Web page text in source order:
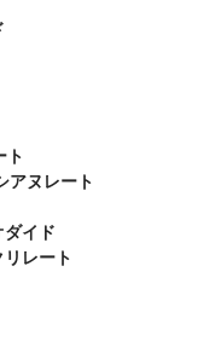
ト
アヌレート
イド
レート